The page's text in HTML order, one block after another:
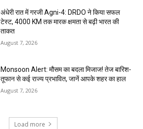
अंधेरी रात में गरजी Agni-4: DRDO ने किया सफल
टेस्ट, 4000 KM तक मारक क्षमता से बढ़ी भारत की
ताकत
August 7, 2026
Monsoon Alert: मौसम का बदला मिजाज! तेज बारिश-
तूफान से कई राज्य प्रभावित, जानें आपके शहर का हाल
August 7, 2026
Load more